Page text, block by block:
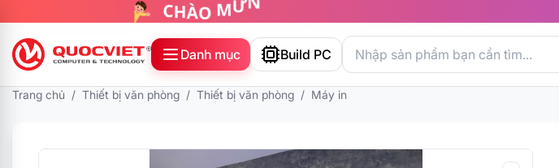
Danh mục Build PC
Trang chủ / Thiết bị văn phòng / Thiết bị văn phòng / Máy in